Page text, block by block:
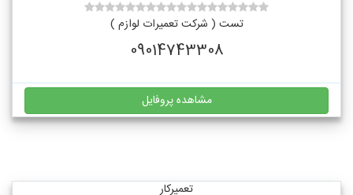
تست ( شرکت تعمیرات لوازم )
09014743308
مشاهده پروفایل
تعمیرکار